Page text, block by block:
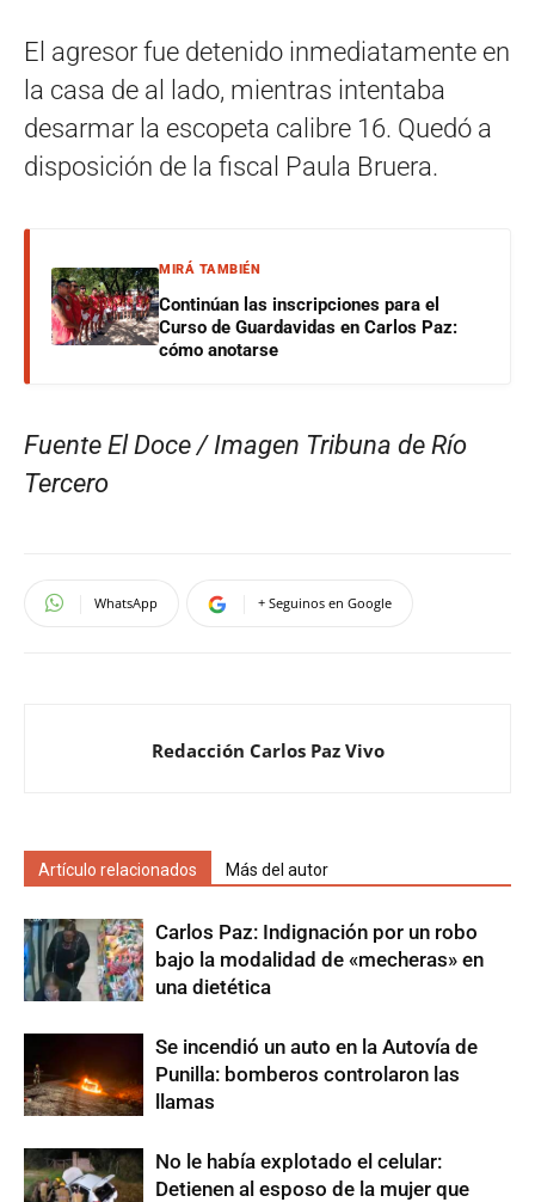
El agresor fue detenido inmediatamente en
la casa de al lado, mientras intentaba
desarmar la escopeta calibre 16. Quedó a
disposición de la fiscal Paula Bruera.
MIRÁ TAMBIÉN
Continúan las inscripciones para el
Curso de Guardavidas en Carlos Paz:
cómo anotarse
Fuente El Doce / Imagen Tribuna de Río
Tercero
WhatsApp + Seguinos en Google
Redacción Carlos Paz Vivo
Artículo relacionados Más del autor
Carlos Paz: Indignación por un robo
bajo la modalidad de «mecheras» en
una dietética
Se incendió un auto en la Autovía de
Punilla: bomberos controlaron las
llamas
No le había explotado el celular:
Detienen al esposo de la mujer que